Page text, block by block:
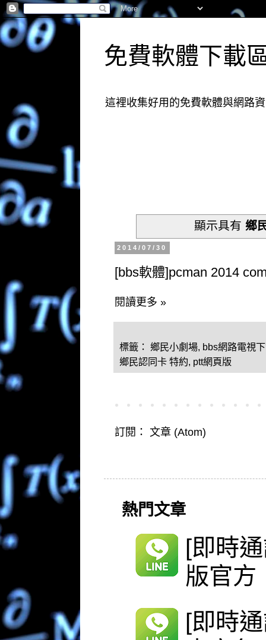
免費軟體下載
這裡收集好用的免費軟體與網路
顯示具有鄉
2014/07/30
[bbs軟體]pcman 2014
閱讀更多 »
標籤： 鄉民小劇場, bbs網路電視
鄉民認同卡 特約, ptt網頁版
訂閱： 文章 (Atom)
熱門文章
[即時
版官方
[即時